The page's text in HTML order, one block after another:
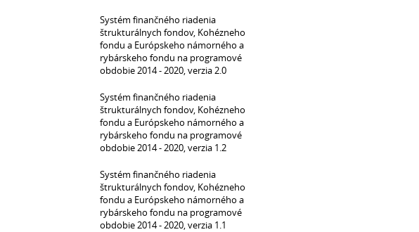
Systém finančného riadenia
štrukturálnych fondov, Kohézneho
fondu a Európskeho námorného a
rybárskeho fondu na programové
obdobie 2014 - 2020, verzia 2.0
Systém finančného riadenia
štrukturálnych fondov, Kohézneho
fondu a Európskeho námorného a
rybárskeho fondu na programové
obdobie 2014 - 2020, verzia 1.2
Systém finančného riadenia
štrukturálnych fondov, Kohézneho
fondu a Európskeho námorného a
rybárskeho fondu na programové
obdobie 2014 - 2020, verzia 1.1